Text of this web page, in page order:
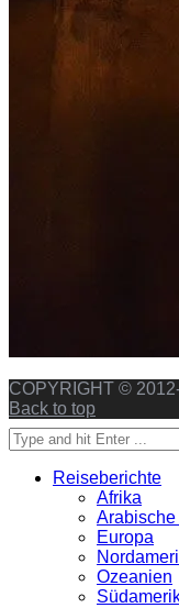
COPYRIGHT ©
Back to top
Search
for:
Reiseberichte
Afrika
Arabische
Europa
Ozeanien